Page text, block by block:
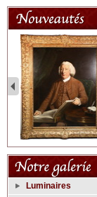
Luminaires